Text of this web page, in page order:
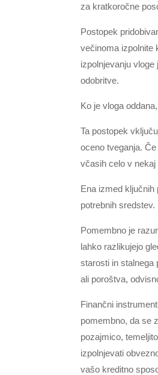
za kratkoročne
Postopek
večinoma izpolnite
izpolnjevanju
odobritve.
Ko je vloga
Ta postopek
oceno tveganja.
včasih celo v nekaj
Ena izmed ključnih
potrebnih sredstev.
Pomembno je
lahko razlikujejo
starosti in stalnega
ali poroštva,
Finančni
pomembno, da se
pozajmico,
izpolnjevati
vašo kreditno